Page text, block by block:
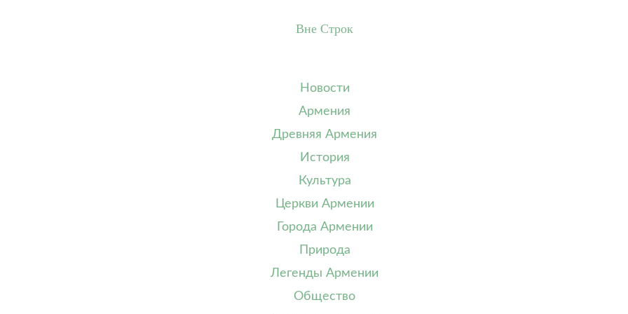
Вне Строк
Новости
Армения
Древняя Армения
История
Культура
Церкви Армении
Города Армении
Природа
Легенды Армении
Общество